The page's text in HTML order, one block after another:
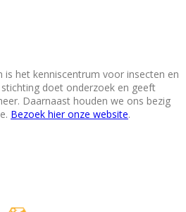
is het kenniscentrum voor insecten en
doet onderzoek en geeft
Daarnaast houden we ons bezig
Bezoek hier onze website.